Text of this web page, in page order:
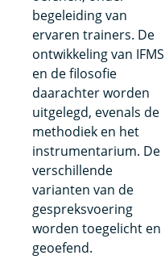
begeleiding van
ervaren trainers. De
ontwikkeling van IFMS
en de filosofie
daarachter worden
uitgelegd, evenals de
methodiek en het
instrumentarium. De
verschillende
varianten van de
gespreksvoering
worden toegelicht en
geoefend.